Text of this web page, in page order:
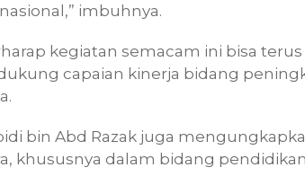
imbuhnya.
kegiatan semacam ini bisa
capaian kinerja bidang
bin Abd Razak juga
khususnya dalam bidang